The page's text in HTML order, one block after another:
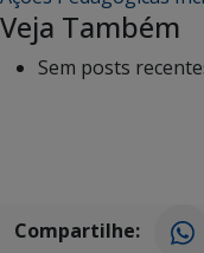
Veja Também
Sem posts
Compartilhe: